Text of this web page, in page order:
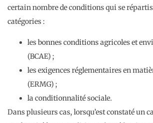
certain nombre de conditions qui se
catégories :
les bonnes conditions agricoles et
(BCAE) ;
les exigences réglementaires en
(ERMG) ;
la conditionnalité sociale.
Dans plusieurs cas, lorsqu’est constaté un